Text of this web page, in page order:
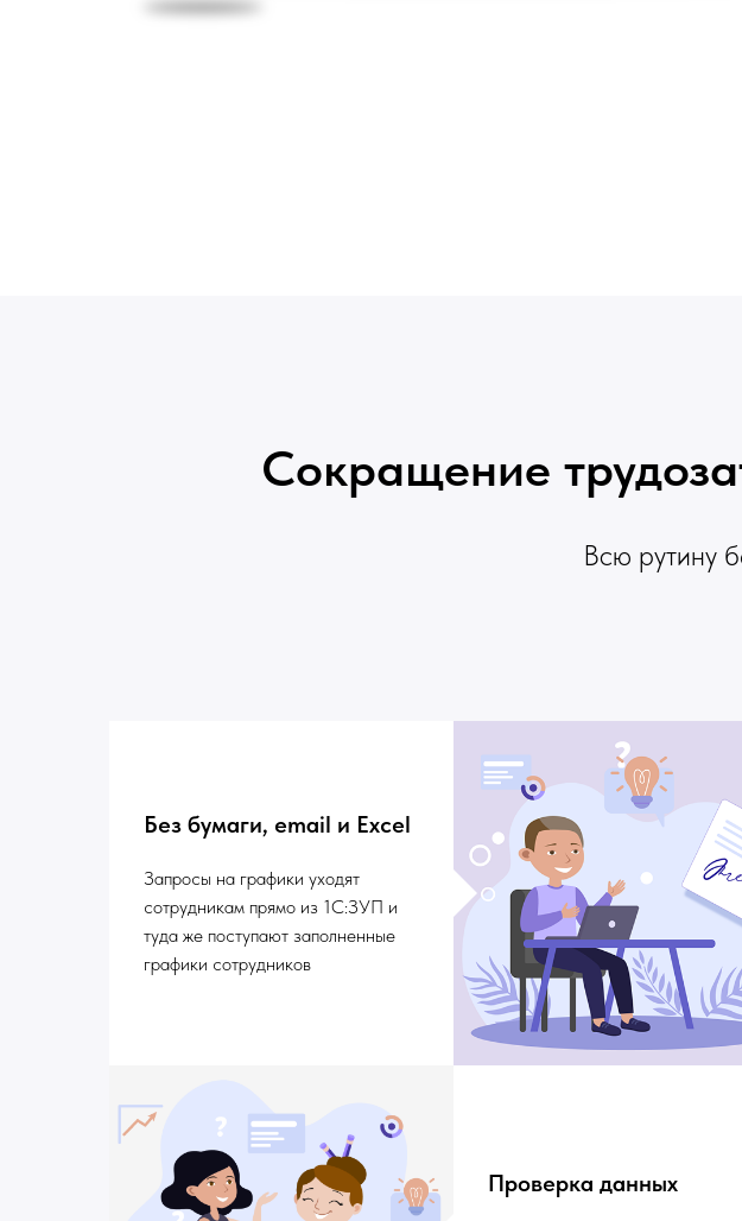
Сокращение
Всю рутину
Без бумаги, email и Excel
Запросы на графики уходят
сотрудникам прямо из 1С:ЗУП и
туда же поступают заполненные
графики сотрудников
Проверка данных